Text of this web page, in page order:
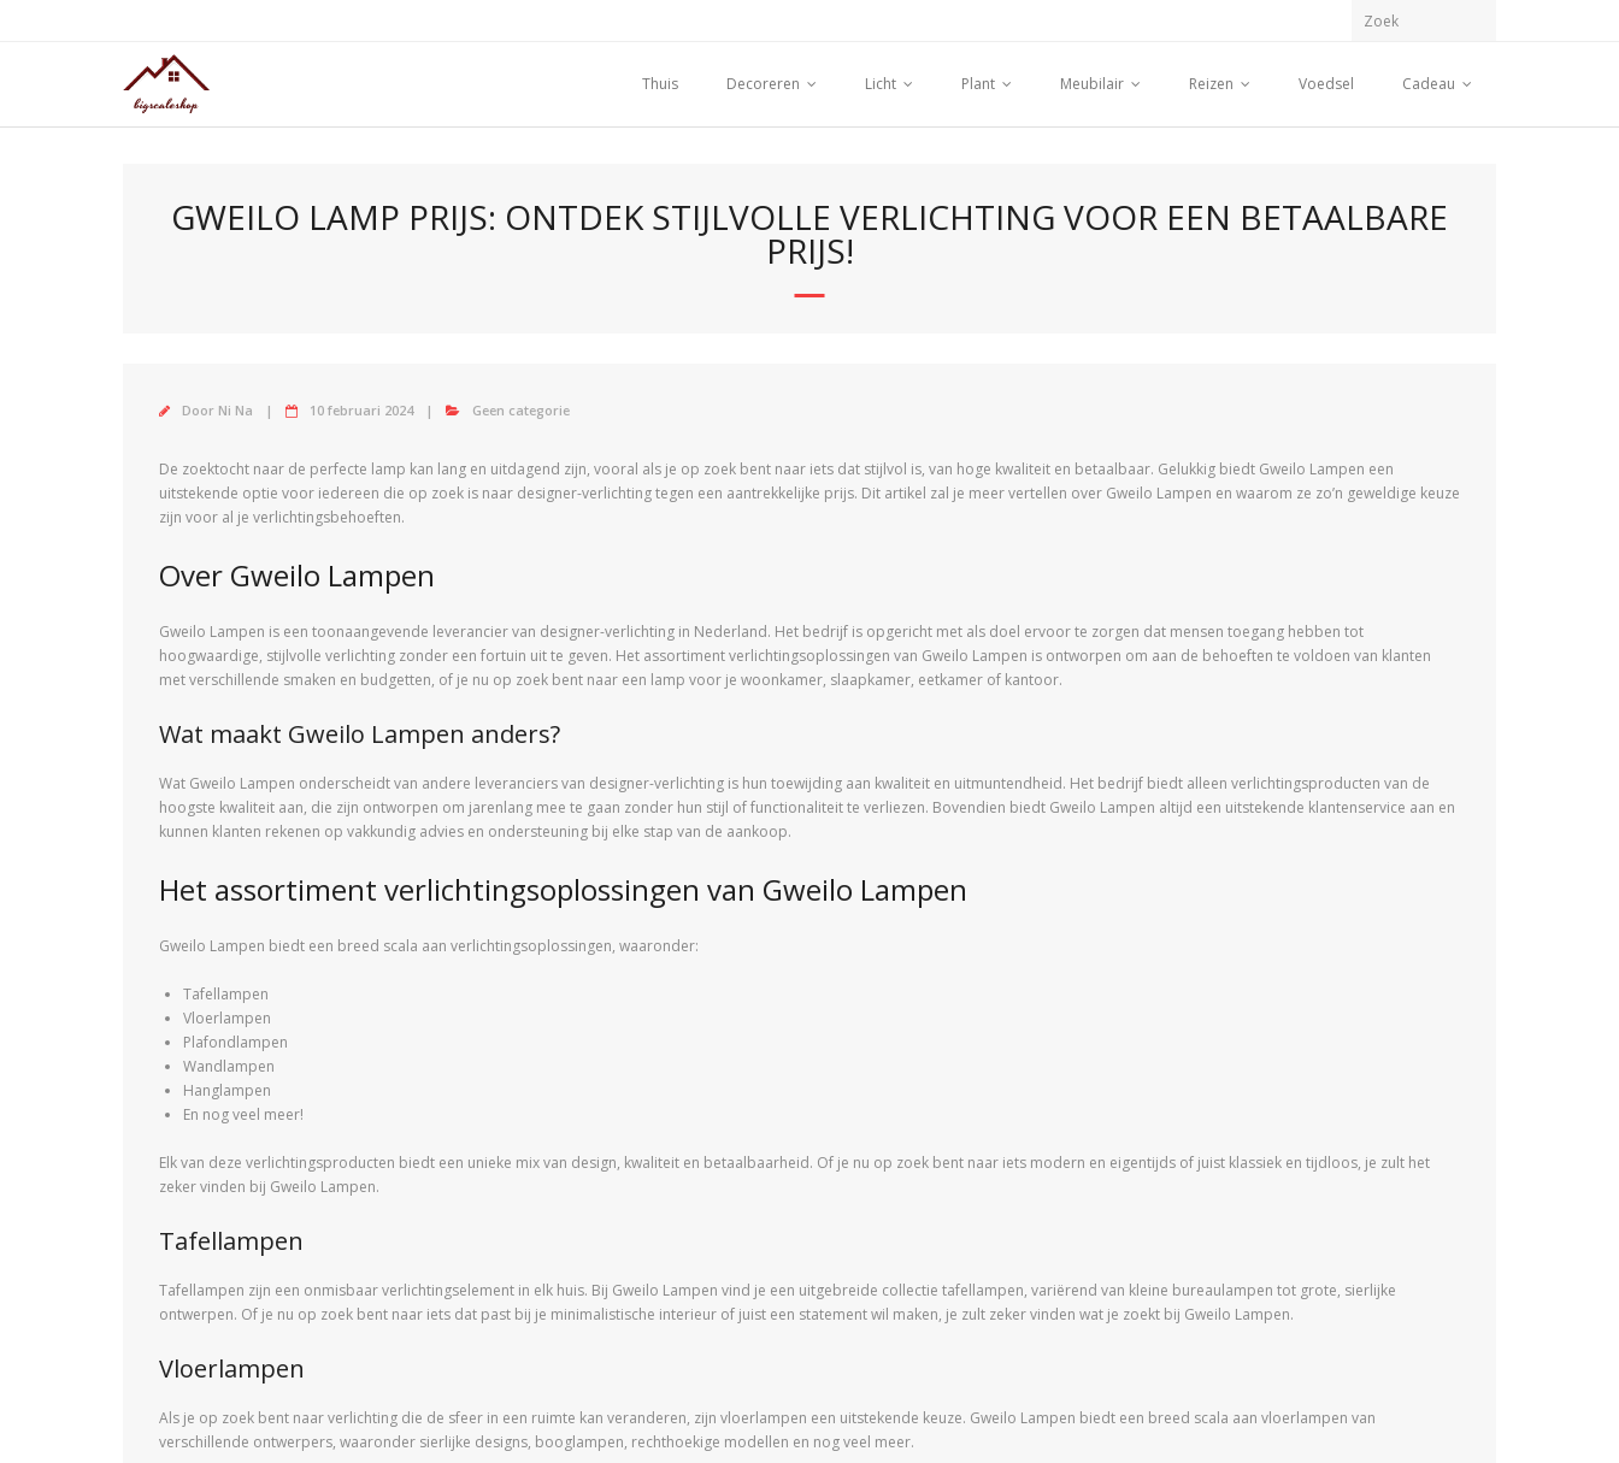
Thuis
Decoreren Licht Plant Meubilair Reizen Voedsel Cadeau
GWEILO LAMP PRIJS: ONTDEK STIJLVOLLE VERLICHTING VOOR EEN BETAALBARE
PRIJS!
Door Ni Na 10 februari 2024 Geen categorie
De zoektocht naar de perfecte lamp kan lang en uitdagend zijn, vooral als je op zoek bent naar iets dat stijlvol is, van hoge kwaliteit en betaalbaar. Gelukkig biedt Gweilo Lampen een
uitstekende optie voor iedereen die op zoek is naar designer-verlichting tegen een aantrekkelijke prijs. Dit artikel zal je meer vertellen over Gweilo Lampen en waarom ze zo’n geweldige keuze
zijn voor al je verlichtingsbehoeften.
Over Gweilo Lampen
Gweilo Lampen is een toonaangevende leverancier van designer-verlichting in Nederland. Het bedrijf is opgericht met als doel ervoor te zorgen dat mensen toegang hebben tot
hoogwaardige, stijlvolle verlichting zonder een fortuin uit te geven. Het assortiment verlichtingsoplossingen van Gweilo Lampen is ontworpen om aan de behoeften te voldoen van klanten
met verschillende smaken en budgetten, of je nu op zoek bent naar een lamp voor je woonkamer, slaapkamer, eetkamer of kantoor.
Wat maakt Gweilo Lampen anders?
Wat Gweilo Lampen onderscheidt van andere leveranciers van designer-verlichting is hun toewijding aan kwaliteit en uitmuntendheid. Het bedrijf biedt alleen verlichtingsproducten van de
hoogste kwaliteit aan, die zijn ontworpen om jarenlang mee te gaan zonder hun stijl of functionaliteit te verliezen. Bovendien biedt Gweilo Lampen altijd een uitstekende klantenservice aan en
kunnen klanten rekenen op vakkundig advies en ondersteuning bij elke stap van de aankoop.
Het assortiment verlichtingsoplossingen van Gweilo Lampen
Gweilo Lampen biedt een breed scala aan verlichtingsoplossingen, waaronder:
Tafellampen
Vloerlampen
Plafondlampen
Wandlampen
Hanglampen
En nog veel meer!
Elk van deze verlichtingsproducten biedt een unieke mix van design, kwaliteit en betaalbaarheid. Of je nu op zoek bent naar iets modern en eigentijds of juist klassiek en tijdloos, je zult het
zeker vinden bij Gweilo Lampen.
Tafellampen
Tafellampen zijn een onmisbaar verlichtingselement in elk huis. Bij Gweilo Lampen vind je een uitgebreide collectie tafellampen, variërend van kleine bureaulampen tot grote, sierlijke
ontwerpen. Of je nu op zoek bent naar iets dat past bij je minimalistische interieur of juist een statement wil maken, je zult zeker vinden wat je zoekt bij Gweilo Lampen.
Vloerlampen
Als je op zoek bent naar verlichting die de sfeer in een ruimte kan veranderen, zijn vloerlampen een uitstekende keuze. Gweilo Lampen biedt een breed scala aan vloerlampen van
verschillende ontwerpers, waaronder sierlijke designs, booglampen, rechthoekige modellen en nog veel meer.